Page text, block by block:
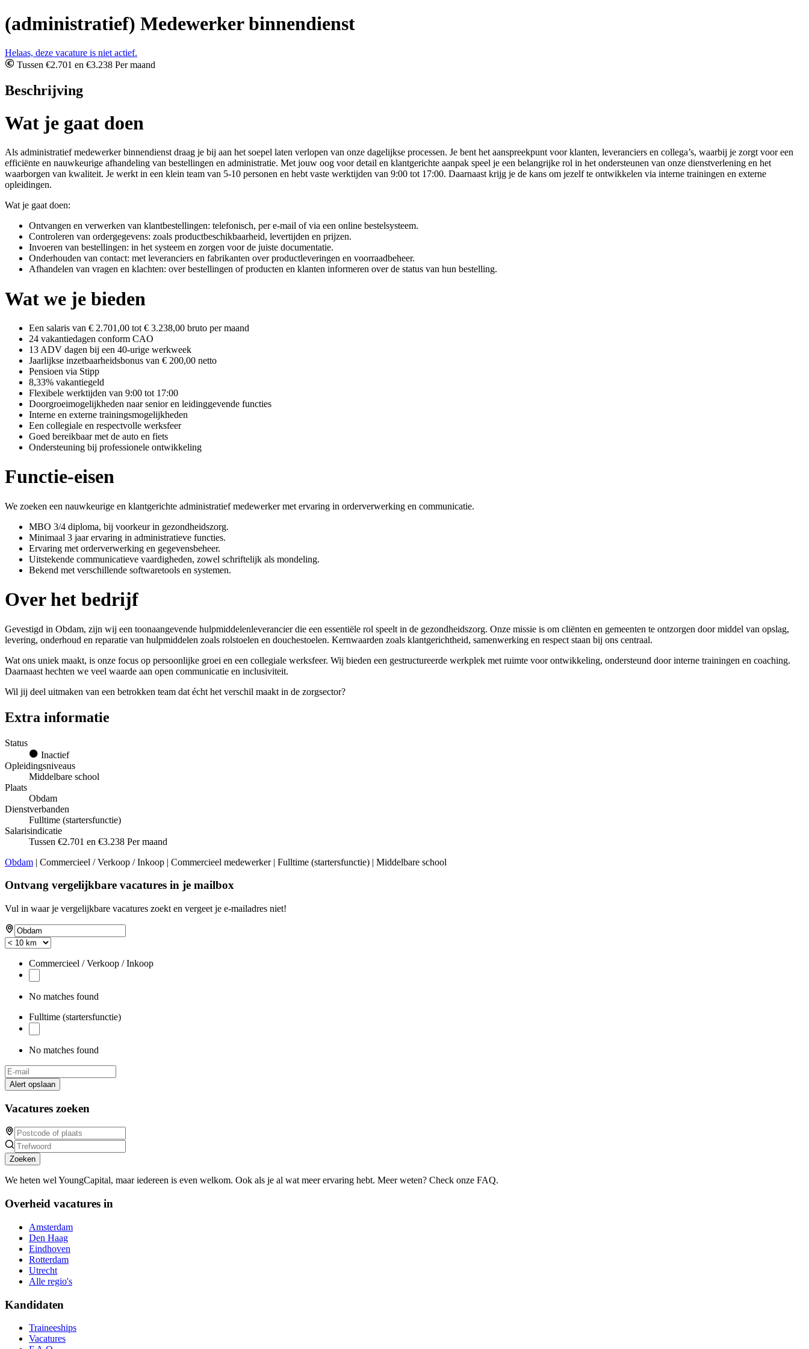
(administratief) Medewerker binnendienst
Helaas, deze vacature is niet actief.
Tussen €2.701 en €3.238 Per maand
Beschrijving
Wat je gaat doen
Als administratief medewerker binnendienst draag je bij aan het soepel laten verlopen van onze dagelijkse processen. Je bent het aanspreekpunt voor klanten, leveranciers en collega’s, waarbij je zorgt voor een
efficiënte en nauwkeurige afhandeling van bestellingen en administratie. Met jouw oog voor detail en klantgerichte aanpak speel je een belangrijke rol in het ondersteunen van onze dienstverlening en het
waarborgen van kwaliteit. Je werkt in een klein team van 5-10 personen en hebt vaste werktijden van 9:00 tot 17:00. Daarnaast krijg je de kans om jezelf te ontwikkelen via interne trainingen en externe
opleidingen.
Wat je gaat doen:
Ontvangen en verwerken van klantbestellingen: telefonisch, per e-mail of via een online bestelsysteem.
Controleren van ordergegevens: zoals productbeschikbaarheid, levertijden en prijzen.
Invoeren van bestellingen: in het systeem en zorgen voor de juiste documentatie.
Onderhouden van contact: met leveranciers en fabrikanten over productleveringen en voorraadbeheer.
Afhandelen van vragen en klachten: over bestellingen of producten en klanten informeren over de status van hun bestelling.
Wat we je bieden
Een salaris van € 2.701,00 tot € 3.238,00 bruto per maand
24 vakantiedagen conform CAO
13 ADV dagen bij een 40-urige werkweek
Jaarlijkse inzetbaarheidsbonus van € 200,00 netto
Pensioen via Stipp
8,33% vakantiegeld
Flexibele werktijden van 9:00 tot 17:00
Doorgroeimogelijkheden naar senior en leidinggevende functies
Interne en externe trainingsmogelijkheden
Een collegiale en respectvolle werksfeer
Goed bereikbaar met de auto en fiets
Ondersteuning bij professionele ontwikkeling
Functie-eisen
We zoeken een nauwkeurige en klantgerichte administratief medewerker met ervaring in orderverwerking en communicatie.
MBO 3/4 diploma, bij voorkeur in gezondheidszorg.
Minimaal 3 jaar ervaring in administratieve functies.
Ervaring met orderverwerking en gegevensbeheer.
Uitstekende communicatieve vaardigheden, zowel schriftelijk als mondeling.
Bekend met verschillende softwaretools en systemen.
Over het bedrijf
Gevestigd in Obdam, zijn wij een toonaangevende hulpmiddelenleverancier die een essentiële rol speelt in de gezondheidszorg. Onze missie is om cliënten en gemeenten te ontzorgen door middel van opslag,
levering, onderhoud en reparatie van hulpmiddelen zoals rolstoelen en douchestoelen. Kernwaarden zoals klantgerichtheid, samenwerking en respect staan bij ons centraal.
Wat ons uniek maakt, is onze focus op persoonlijke groei en een collegiale werksfeer. Wij bieden een gestructureerde werkplek met ruimte voor ontwikkeling, ondersteund door interne trainingen en coaching.
Daarnaast hechten we veel waarde aan open communicatie en inclusiviteit.
Wil jij deel uitmaken van een betrokken team dat écht het verschil maakt in de zorgsector?
Extra informatie
Status
Inactief
Opleidingsniveaus
Middelbare school
Plaats
Obdam
Dienstverbanden
Fulltime (startersfunctie)
Salarisindicatie
Tussen €2.701 en €3.238 Per maand
Obdam | Commercieel / Verkoop / Inkoop | Commercieel medewerker | Fulltime (startersfunctie) | Middelbare school
Ontvang vergelijkbare vacatures in je mailbox
Vul in waar je vergelijkbare vacatures zoekt en vergeet je e-mailadres niet!
Commercieel / Verkoop / Inkoop
No matches found
Fulltime (startersfunctie)
No matches found
Alert opslaan
Vacatures zoeken
Zoeken
We heten wel YoungCapital, maar iedereen is even welkom. Ook als je al wat meer ervaring hebt. Meer weten? Check onze FAQ.
Overheid vacatures in
Amsterdam
Den Haag
Eindhoven
Rotterdam
Utrecht
Alle regio's
Kandidaten
Traineeships
Vacatures